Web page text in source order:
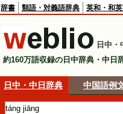
辞書 類語・対義語辞典 英和・和
日中・
約160万語収録の日中辞典・中日
日中・中日辞典 中国語例